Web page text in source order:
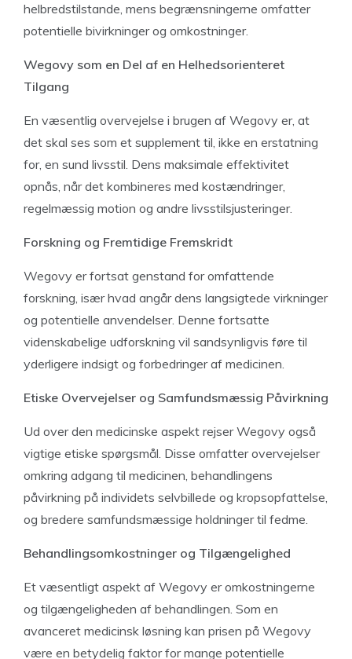
helbredstilstande, mens begrænsningerne omfatter
potentielle bivirkninger og omkostninger.
Wegovy som en Del af en Helhedsorienteret
Tilgang
En væsentlig overvejelse i brugen af Wegovy er, at
det skal ses som et supplement til, ikke en erstatning
for, en sund livsstil. Dens maksimale effektivitet
opnås, når det kombineres med kostændringer,
regelmæssig motion og andre livsstilsjusteringer.
Forskning og Fremtidige Fremskridt
Wegovy er fortsat genstand for omfattende
forskning, især hvad angår dens langsigtede virkninger
og potentielle anvendelser. Denne fortsatte
videnskabelige udforskning vil sandsynligvis føre til
yderligere indsigt og forbedringer af medicinen.
Etiske Overvejelser og Samfundsmæssig Påvirkning
Ud over den medicinske aspekt rejser Wegovy også
vigtige etiske spørgsmål. Disse omfatter overvejelser
omkring adgang til medicinen, behandlingens
påvirkning på individets selvbillede og kropsopfattelse,
og bredere samfundsmæssige holdninger til fedme.
Behandlingsomkostninger og Tilgængelighed
Et væsentligt aspekt af Wegovy er omkostningerne
og tilgængeligheden af behandlingen. Som en
avanceret medicinsk løsning kan prisen på Wegovy
være en betydelig faktor for mange potentielle